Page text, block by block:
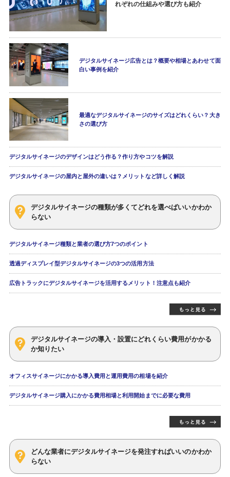
れぞれの仕組みや選び方も紹介
デジタルサイネージ広告とは？概要や相場とあわせて面
白い事例を紹介
最適なデジタルサイネージのサイズはどれくらい？大き
さの選び方
デジタルサイネージのデザインはどう作る？作り方やコツを解説
デジタルサイネージの屋内と屋外の違いは？メリットなど詳しく解説
デジタルサイネージの種類が多くてどれを選べばいいかわか
らない
デジタルサイネージ種類と業者の選び方7つのポイント
透過ディスプレイ型デジタルサイネージの3つの活用方法
広告トラックにデジタルサイネージを活用するメリット！注意点も紹介
デジタルサイネージの導入・設置にどれくらい費用がかかる
か知りたい
オフィスサイネージにかかる導入費用と運用費用の相場を紹介
デジタルサイネージ購入にかかる費用相場と利用開始までに必要な費用
どんな業者にデジタルサイネージを発注すればいいのかわか
らない